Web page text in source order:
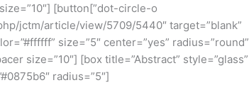
size=”10″] [button
jctm/article/view/5709/5440″ target=”blank”
size=”5″ center=”yes” radius=”round”
size=”10″] [box title=”Abstract” style=”glass”
radius=”5″]